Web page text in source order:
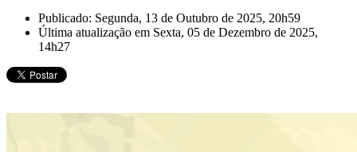
Publicado: Segunda, 13 de Outubro de 2025, 20h59
Última atualização em Sexta, 05 de Dezembro de 2025,
14h27